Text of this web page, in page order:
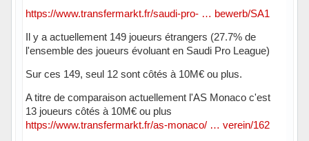
https://www.transfermarkt.fr/saudi-pro- … bewerb/SA1
Il y a actuellement 149 joueurs étrangers (27.7% de
l'ensemble des joueurs évoluant en Saudi Pro League)
Sur ces 149, seul 12 sont côtés à 10M€ ou plus.
A titre de comparaison actuellement l'AS Monaco c'est
13 joueurs côtés à 10M€ ou plus
https://www.transfermarkt.fr/as-monaco/ … verein/162